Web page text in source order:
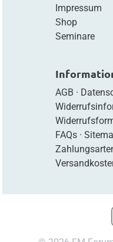
Impressum
Shop
Seminare
AGB ·
FAQs·